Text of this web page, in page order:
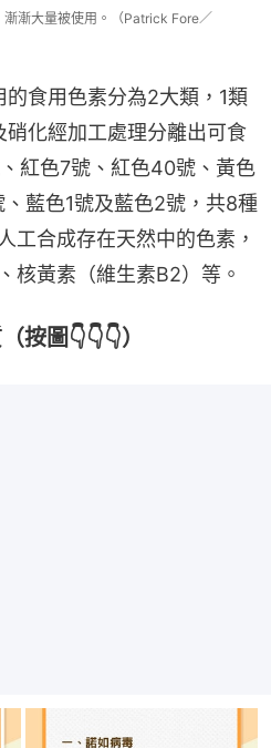
漸漸大量被使用。（Patrick Fore／
食用色素分為2大類，1類
化經加工處理分離出可食
紅色7號、紅色40號、黃色
藍色1號及藍色2號，共8種
工合成存在天然中的色素，
核黃素（維生素B2）等。
圖👇👇👇）